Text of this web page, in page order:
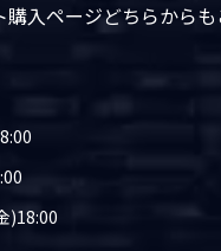
入ページどちらからも
)18:00